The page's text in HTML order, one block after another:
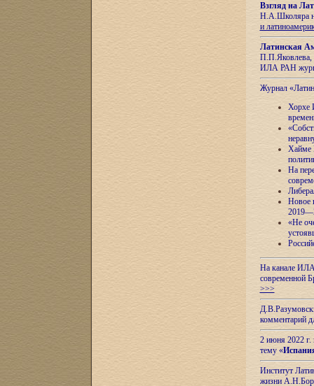
Взгляд на
Н.А.Школяра
и
Латинская
П.П.Яковлева,
ИЛА РАН
Журнал
Хорхе
Хайме
На
Новое
«Не
На канале ИЛА
современной
>>>
комментарий
2 июня 2022 г.
тему «
Институт
жизни